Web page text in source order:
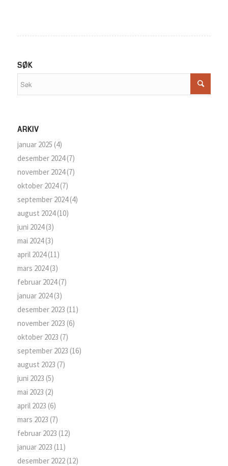
SØK
ARKIV
januar 2025 (4)
desember 2024(7)
november 2024(7)
oktober 2024(7)
september 2024(4)
august 2024(10)
juni 2024(3)
mai 2024(3)
april 2024(11)
mars 2024(3)
februar 2024(7)
januar 2024(3)
desember 2023 (11)
november 2023 (6)
oktober 2023 (7)
september 2023 (16)
august 2023 (7)
juni 2023 (5)
mai 2023 (2)
april 2023 (6)
mars 2023 (7)
februar 2023 (12)
januar 2023 (11)
desember 2022(12)